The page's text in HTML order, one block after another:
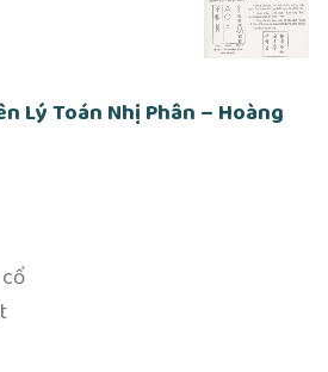
Lý Toán Nhị Phân – Hoàng